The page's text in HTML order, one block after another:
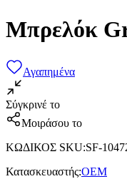
Μπρελόκ
Αγαπημένα
Σύγκρινέ το
Μοιράσου το
ΚΩΔΙΚΟΣ SKU:SF-
Κατασκευαστής:OEM